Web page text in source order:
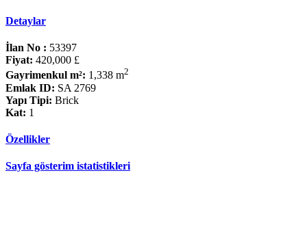
Detaylar
İlan No : 53397
Fiyat: 420,000 £
Gayrimenkul m²: 1,338 m2
Emlak ID: SA 2769
Yapı Tipi: Brick
Kat: 1
Özellikler
Sayfa gösterim istatistikleri